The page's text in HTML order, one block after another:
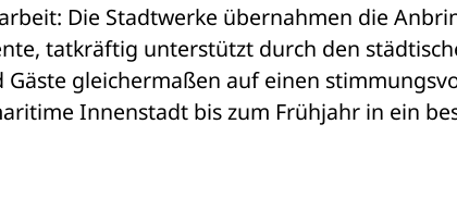
Die Stadtwerke übernahmen die
tatkräftig unterstützt durch den
Gäste gleichermaßen auf einen
Innenstadt bis zum Frühjahr in ein